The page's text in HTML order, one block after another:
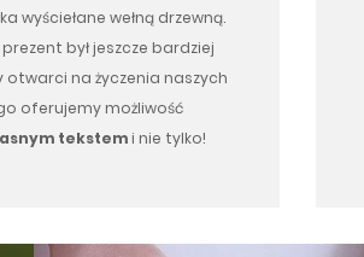
wyściełane wełną drzewną.
był jeszcze bardziej
otwarci na życzenia naszych
oferujemy możliwość
tekstem i nie tylko!